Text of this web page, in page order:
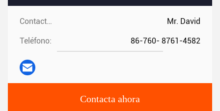
Contactos: Mr. David
Teléfono: 86-760- 8761-4582
Contacta ahora